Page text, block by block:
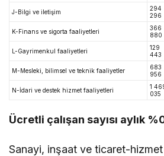
J-Bilgi ve iletişim
294
296
K-Finans ve sigorta faaliyetleri
366
880
L-Gayrimenkul faaliyetleri
129
443
M-Mesleki, bilimsel ve teknik faaliyetler
683
956
N-İdari ve destek hizmet faaliyetleri
1
035
Ücretli çalışan sayısı aylık
Sanayi, inşaat ve ticaret-